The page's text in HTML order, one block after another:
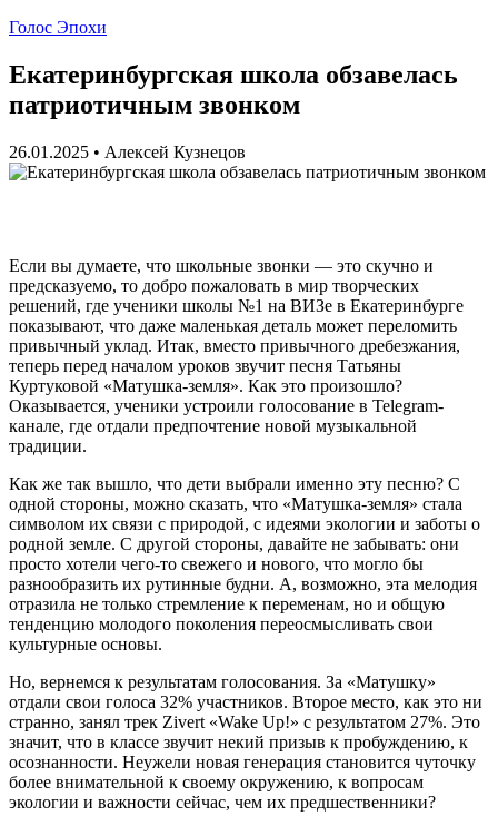
Голос Эпохи
Екатеринбургская школа обзавелась
патриотичным звонком
26.01.2025 • Алексей Кузнецов
Если вы думаете, что школьные звонки — это скучно и
предсказуемо, то добро пожаловать в мир творческих
решений, где ученики школы №1 на ВИЗе в Екатеринбурге
показывают, что даже маленькая деталь может переломить
привычный уклад. Итак, вместо привычного дребезжания,
теперь перед началом уроков звучит песня Татьяны
Куртуковой «Матушка-земля». Как это произошло?
Оказывается, ученики устроили голосование в Telegram-
канале, где отдали предпочтение новой музыкальной
традиции.
Как же так вышло, что дети выбрали именно эту песню? С
одной стороны, можно сказать, что «Матушка-земля» стала
символом их связи с природой, с идеями экологии и заботы о
родной земле. С другой стороны, давайте не забывать: они
просто хотели чего-то свежего и нового, что могло бы
разнообразить их рутинные будни. А, возможно, эта мелодия
отразила не только стремление к переменам, но и общую
тенденцию молодого поколения переосмысливать свои
культурные основы.
Но, вернемся к результатам голосования. За «Матушку»
отдали свои голоса 32% участников. Второе место, как это ни
странно, занял трек Zivert «Wake Up!» с результатом 27%. Это
значит, что в классе звучит некий призыв к пробуждению, к
осознанности. Неужели новая генерация становится чуточку
более внимательной к своему окружению, к вопросам
экологии и важности сейчас, чем их предшественники?